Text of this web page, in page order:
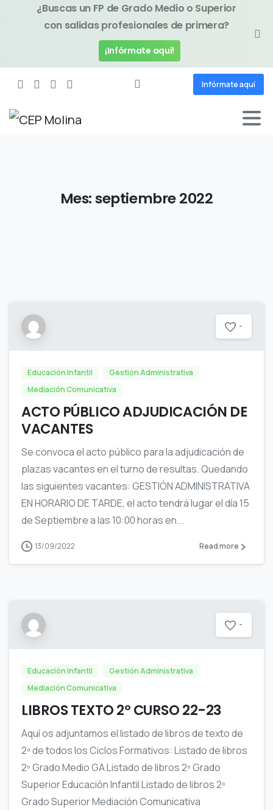
¿Buscas un FP de Grado Medio o Superior
con salidas profesionales de primera?
¡Infórmate aquí!
Infórmate aquí
Mes:septiembre2022
-
Educación Infantil
Gestión Administrativa
Mediación Comunicativa
ACTO PÚBLICO ADJUDICACIÓN DE
VACANTES
Se convoca el acto público para la adjudicación de
plazas vacantes en el turno de resultas. Quedando
las siguientes vacantes: GESTIÓN ADMINISTRATIVA
EN HORARIO DE TARDE, el acto tendrá lugar el día 15
de Septiembre a las 10:00 horas en...
13/09/2022 Read more
-
Educación Infantil
Gestión Administrativa
Mediación Comunicativa
LIBROS TEXTO 2º CURSO 22-23
Aquí os adjuntamos el listado de libros de texto de
2º de todos los Ciclos Formativos: Listado de libros
2º Grado Medio GA Listado de libros 2º Grado
Superior Educación Infantil Listado de libros 2º
Grado Superior Mediación Comunicativa